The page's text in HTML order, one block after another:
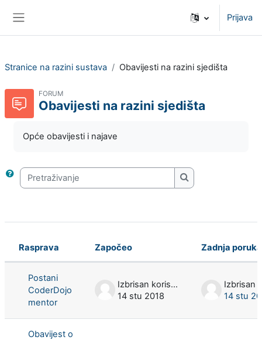
Prijava
Stranice na razini sustava Obavijesti na razini sjedišta
FORUM
Obavijesti na razini sjedišta
Opće obavijesti i najave
Pretraživanje
Pretraživanje
Prikaz rasprava: 3 od 3
Stanje
Rasprava Započeo Zadnja poruka
Postani
CoderDojo
mentor
Izbrisan korisnik
14 stu 2018
14 stu
Obavijest o